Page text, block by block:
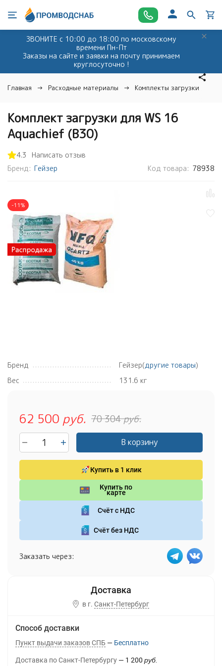
ЗВОНИТЕ с 10:00 до 18:00 по московскому
времени Пн-Пт
Заказы на сайте и заявки на почту принимаем
круглосуточно !
Главная Расходные материалы Комплекты загрузки
Комплект загрузки для WS 16
Aquachief (В30)
4.3
Написать отзыв
Бренд: Гейзер Код товара: 78938
-11%
Бренд Гейзер(другие товары)
Вес
131.6 кг
62 500 руб. 70 304руб.
В корзину
Купить в 1 клик
Купить по
карте
Счёт с НДС
Счёт без НДС
Заказать через:
в г. Санкт-Петербург
Способ доставки
Пункт выдачи заказов СПБ Бесплатно
Доставка по Санкт-Петербургу 1 200 руб.